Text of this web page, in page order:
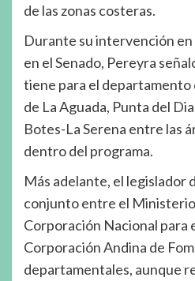
de las zonas costeras.
Durante su intervención en
en el Senado, Pereyra
tiene para el departamento
de La Aguada, Punta del
Botes-La Serena entre las
dentro del programa.
Más adelante, el legislador
conjunto entre el
Corporación Nacional para
Corporación Andina de
departamentales, aunque